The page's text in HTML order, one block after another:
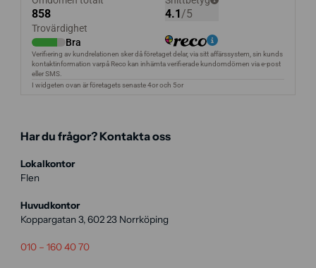
Har du frågor? Kontakta oss
Lokalkontor
Flen
Huvudkontor
Koppargatan 3, 602 23 Norrköping
010 – 160 40 70